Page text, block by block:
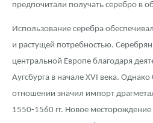
предпочитали получать серебро в
Использование серебра
и растущей потребностью.
центральной Европе благодаря
Аугсбурга в начале XVI века.
отношении значил импорт
1550-1560 гг. Новое